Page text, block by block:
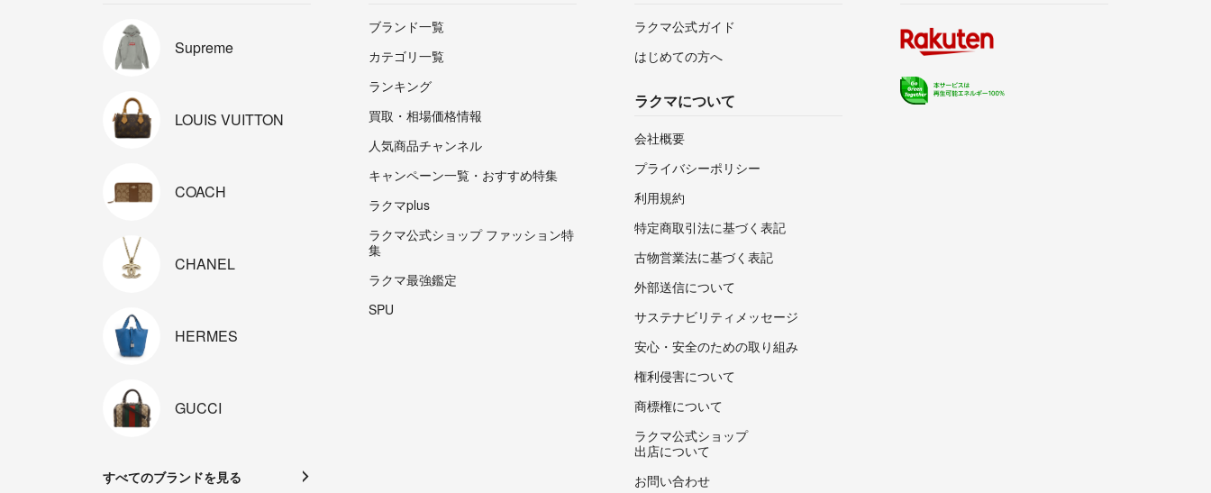
Supreme
LOUIS VUITTON
COACH
CHANEL
HERMES
GUCCI
すべてのブランドを見る
ブランド一覧
カテゴリ一覧
ランキング
買取・相場価格情報
人気商品チャンネル
キャンペーン一覧・おすすめ特集
ラクマplus
ラクマ公式ショップ ファッション特
集
ラクマ最強鑑定
SPU
ラクマ公式ガイド
はじめての方へ
ラクマについて
会社概要
プライバシーポリシー
利用規約
特定商取引法に基づく表記
古物営業法に基づく表記
外部送信について
サステナビリティメッセージ
安心・安全のための取り組み
権利侵害について
商標権について
ラクマ公式ショップ
出店について
お問い合わせ